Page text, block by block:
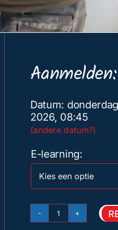
Aanmelden:
Datum:
2026, 08:45
(andere datum?)
E-learning
Basis